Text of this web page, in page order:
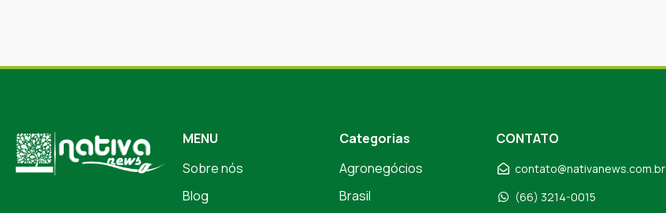
MENU
Sobre nós
Blog
Categorias
Agronegócios
Brasil
CONTATO
contato@nativanews.com.br
(66) 3214-0015